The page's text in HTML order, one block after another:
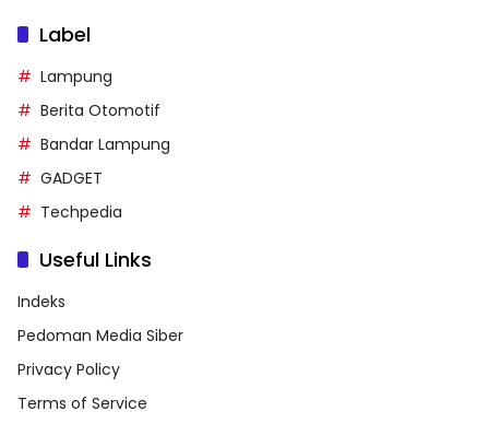
Label
Lampung
Berita Otomotif
Bandar Lampung
GADGET
Techpedia
Useful Links
Indeks
Pedoman Media Siber
Privacy Policy
Terms of Service